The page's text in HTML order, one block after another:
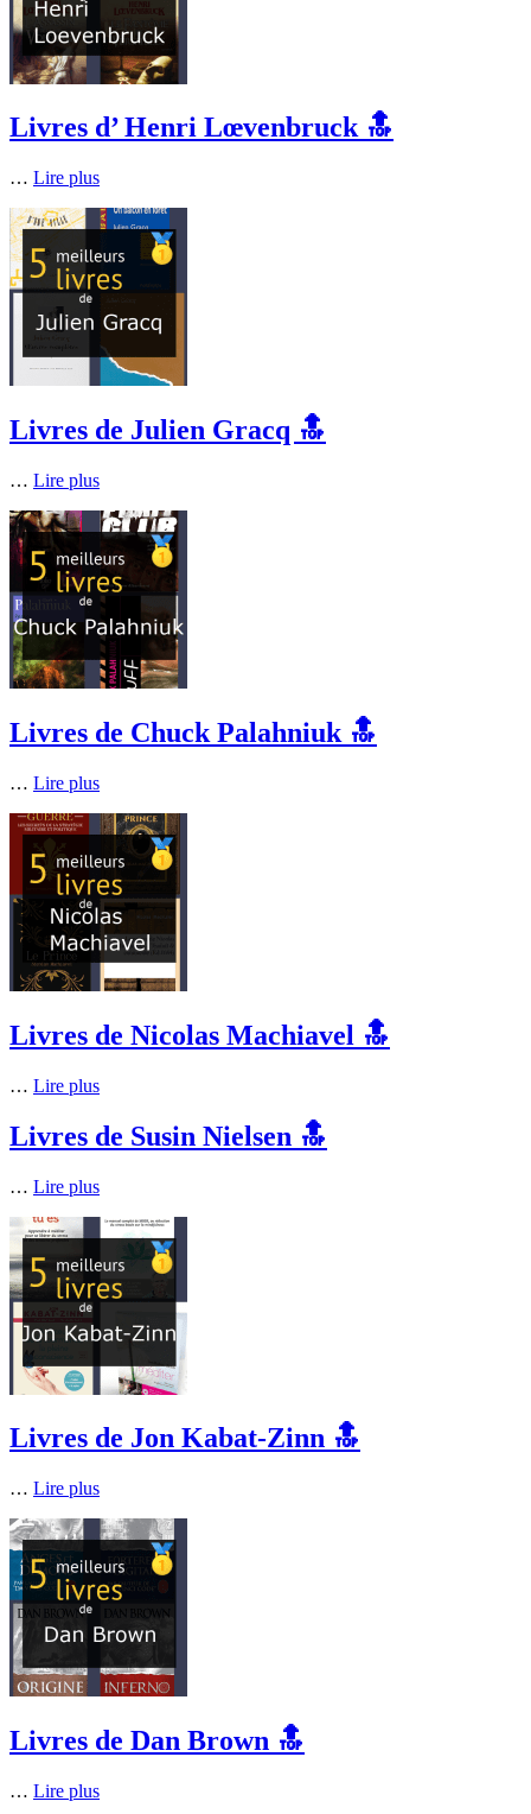
Livres d’ Henri Lœvenbruck 🔝
… Lire plus
Livres de Julien Gracq 🔝
… Lire plus
Livres de Chuck Palahniuk 🔝
… Lire plus
Livres de Nicolas Machiavel 🔝
… Lire plus
Livres de Susin Nielsen 🔝
… Lire plus
Livres de Jon Kabat-Zinn 🔝
… Lire plus
Livres de Dan Brown 🔝
… Lire plus